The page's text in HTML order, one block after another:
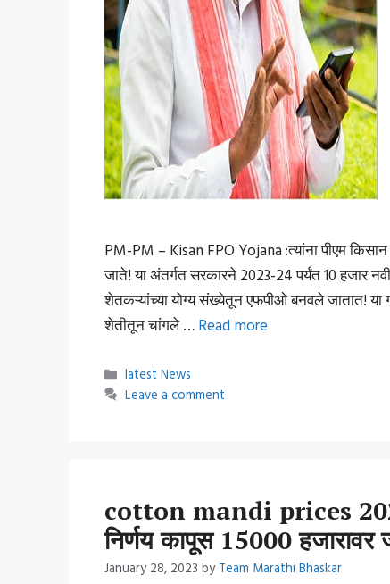
PM-PM – Kisan FPO Yojana :त्यांना पीएम
जाते! या अंतर्गत सरकारने 2023-24 पर्यंत 10 हजार
शेतकऱ्यांच्या योग्य संख्येतून एफपीओ बनवले जातात!
शेतीतून चांगले …Read more
Categories
latest News
Leave a comment
cotton mandi prices 2023
निर्णय कापूस 15000 हजारावर
January 28, 2023byTeam Marathi Bhaskar